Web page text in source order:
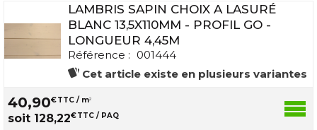
LAMBRIS SAPIN CHOIX A LASURÉ
BLANC 13,5X110MM - PROFIL GO -
LONGUEUR 4,45M
Référence : 001444
Cet article existe en plusieurs variantes
40,90€TTC / m2
soit 128,22€TTC / PAQ